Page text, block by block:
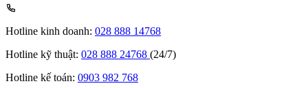
Hotline kinh doanh: 028 888 14768
Hotline kỹ thuật: 028 888 24768 (24/7)
Hotline kế toán: 0903 982 768